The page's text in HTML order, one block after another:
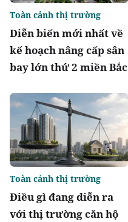
Diễn biến mới nhất về
kế hoạch nâng cấp sân
bay lớn thứ 2 miền Bắc
Toàn cảnh thị trường
Điều gì đang diễn ra
với thị trường căn hộ
Toàn cảnh thị trường